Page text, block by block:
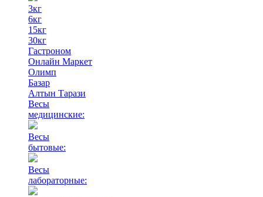
3кг
6кг
15кг
30кг
Гастроном
Онлайн Маркет
Олимп
Базар
Алтын Тарази
Весы
медицинские:
Весы
бытовые:
Весы
лабораторные: